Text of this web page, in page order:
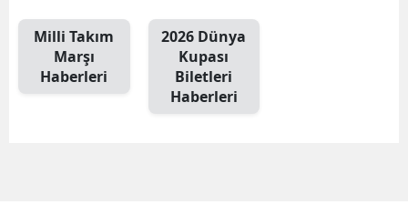
Milli Takım
Marşı
Haberleri
2026 Dünya
Kupası
Biletleri
Haberleri